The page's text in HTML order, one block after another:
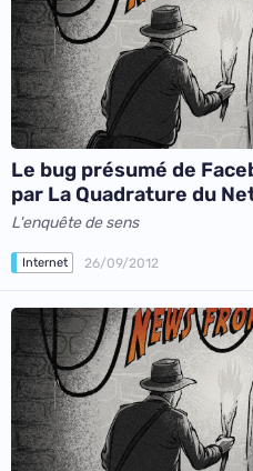
Le bug présumé de
par La Quadrature du
L'enquête de sens
Internet 26/09/2012